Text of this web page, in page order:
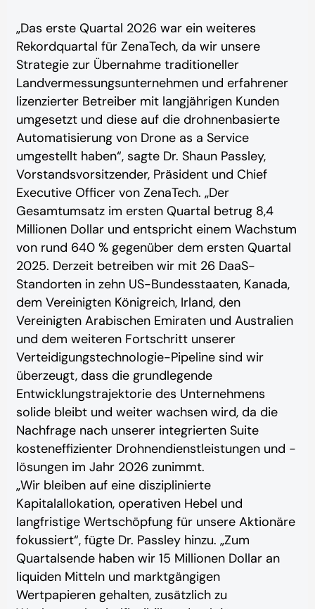
„Das erste Quartal 2026 war ein weiteres
Rekordquartal für ZenaTech, da wir unsere
Strategie zur Übernahme traditioneller
Landvermessungsunternehmen und erfahrener
lizenzierter Betreiber mit langjährigen Kunden
umgesetzt und diese auf die drohnenbasierte
Automatisierung von Drone as a Service
umgestellt haben“, sagte Dr. Shaun Passley,
Vorstandsvorsitzender, Präsident und Chief
Executive Officer von ZenaTech. „Der
Gesamtumsatz im ersten Quartal betrug 8,4
Millionen Dollar und entspricht einem Wachstum
von rund 640 % gegenüber dem ersten Quartal
2025. Derzeit betreiben wir mit 26 DaaS-
Standorten in zehn US-Bundesstaaten, Kanada,
dem Vereinigten Königreich, Irland, den
Vereinigten Arabischen Emiraten und Australien
und dem weiteren Fortschritt unserer
Verteidigungstechnologie-Pipeline sind wir
überzeugt, dass die grundlegende
Entwicklungstrajektorie des Unternehmens
solide bleibt und weiter wachsen wird, da die
Nachfrage nach unserer integrierten Suite
kosteneffizienter Drohnendienstleistungen und -
lösungen im Jahr 2026 zunimmt.
„Wir bleiben auf eine disziplinierte
Kapitalallokation, operativen Hebel und
langfristige Wertschöpfung für unsere Aktionäre
fokussiert“, fügte Dr. Passley hinzu. „Zum
Quartalsende haben wir 15 Millionen Dollar an
liquiden Mitteln und marktgängigen
Wertpapieren gehalten, zusätzlich zu